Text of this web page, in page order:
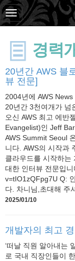
경력
20년간 AWS 블
뷰 전문]
2004년에 AWS News
20년간 3천여개가 넘
오신 AWS 최고 에반
Evangelist)인 Jeff
AWS Summit Seoul
니다. AWS의 시작과
클라우드를 시작하는
대한 인터뷰 전문입
v=tIO1zQFpg7U Q:
다. 차니님,초대해 주
2025/01/10
개발자의 최고
‘떠날 직원 알아내는
로 국내 직장인들이